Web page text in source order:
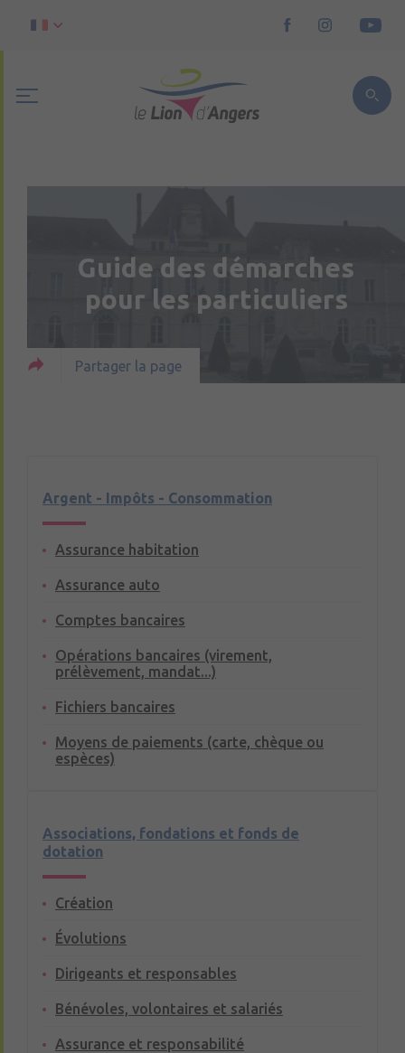
Guide des démarches
pour les particuliers
Partager la page
Argent - Impôts - Consommation
Assurance habitation
Assurance auto
Comptes bancaires
Opérations bancaires (virement,
prélèvement, mandat...)
Fichiers bancaires
Moyens de paiements (carte, chèque ou
espèces)
Associations, fondations et fonds de
dotation
Création
Évolutions
Dirigeants et responsables
Bénévoles, volontaires et salariés
Assurance et responsabilité